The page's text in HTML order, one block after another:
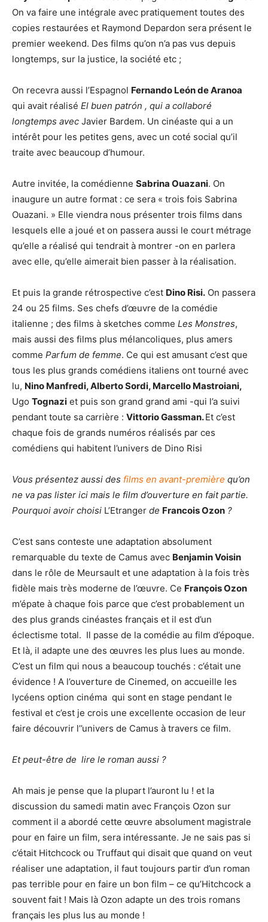
On va faire une intégrale avec pratiquement toutes des
copies restaurées et Raymond Depardon sera présent le
premier weekend. Des films qu’on n’a pas vus depuis
longtemps, sur la justice, la société etc ;
On recevra aussi l’Espagnol Fernando León de Aranoa
qui avait réalisé El buen patrón , qui a collaboré
longtemps avec Javier Bardem. Un cinéaste qui a un
intérêt pour les petites gens, avec un coté social qu’il
traite avec beaucoup d’humour.
Autre invitée, la comédienne Sabrina Ouazani. On
inaugure un autre format : ce sera « trois fois Sabrina
Ouazani. » Elle viendra nous présenter trois films dans
lesquels elle a joué et on passera aussi le court métrage
qu’elle a réalisé qui tendrait à montrer -on en parlera
avec elle, qu’elle aimerait bien passer à la réalisation.
Et puis la grande rétrospective c’est Dino Risi. On passera
24 ou 25 films. Ses chefs d’œuvre de la comédie
italienne ; des films à sketches comme Les Monstres,
mais aussi des films plus mélancoliques, plus amers
comme Parfum de femme. Ce qui est amusant c’est que
tous les plus grands comédiens italiens ont tourné avec
lu, Nino Manfredi, Alberto Sordi, Marcello Mastroiani,
Ugo Tognazi et puis son grand grand ami -qui l’a suivi
pendant toute sa carrière : Vittorio Gassman.Et c’est
chaque fois de grands numéros réalisés par ces
comédiens qui habitent l’univers de Dino Risi
Vous présentez aussi des films en avant-première qu’on
ne va pas lister ici mais le film d’ouverture en fait partie.
Pourquoi avoir choisi L’Etranger de Francois Ozon ?
C’est sans conteste une adaptation absolument
remarquable du texte de Camus avec Benjamin Voisin
dans le rôle de Meursault et une adaptation à la fois très
fidèle mais très moderne de l’œuvre. Ce François Ozon
m’épate à chaque fois parce que c’est probablement un
des plus grands cinéastes français et il est d’un
éclectisme total. Il passe de la comédie au film d’époque.
Et là, il adapte une des œuvres les plus lues au monde.
C’est un film qui nous a beaucoup touchés : c’était une
évidence ! A l’ouverture de Cinemed, on accueille les
lycéens option cinéma qui sont en stage pendant le
festival et c’est je crois une excellente occasion de leur
faire découvrir l’’univers de Camus à travers ce film.
Et peut-être de lire le roman aussi ?
Ah mais je pense que la plupart l’auront lu ! et la
discussion du samedi matin avec François Ozon sur
comment il a abordé cette œuvre absolument magistrale
pour en faire un film, sera intéressante. Je ne sais pas si
c’était Hitchcock ou Truffaut qui disait que quand on veut
réaliser une adaptation, il faut toujours partir d’un roman
pas terrible pour en faire un bon film – ce qu’Hitchcock a
souvent fait ! Mais là Ozon adapte un des trois romans
français les plus lus au monde !